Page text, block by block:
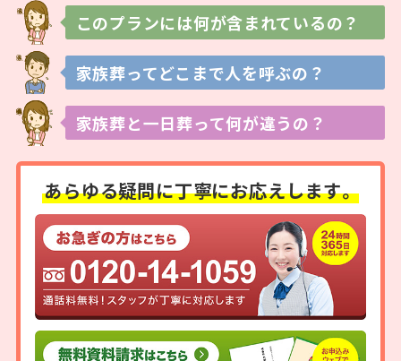
このプランには何が含まれているの？
家族葬ってどこまで人を呼ぶの？
家族葬と一日葬って何が違うの？
あらゆる疑問に丁寧にお応えします。